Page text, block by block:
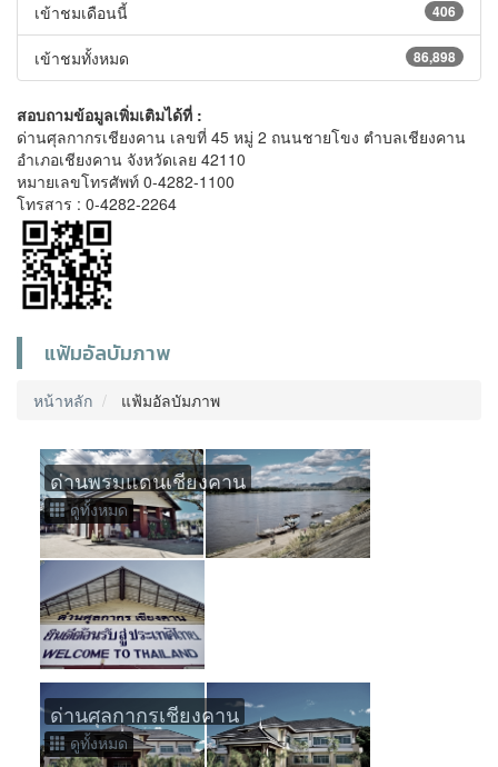
406
เข้าชมเดือนนี้
86,898
เข้าชมทั้งหมด
สอบถามข้อมูลเพิ่มเติมได้ที่ :
ด่านศุลกากรเชียงคาน เลขที่ 45 หมู่ 2 ถนนชายโขง ตำบลเชียงคาน
อำเภอเชียงคาน จังหวัดเลย 42110
หมายเลขโทรศัพท์ 0-4282-1100
โทรสาร : 0-4282-2264
แฟ้มอัลบัมภาพ
หน้าหลัก แฟ้มอัลบัมภาพ
ด่านพรมแดนเชียงคาน
ดูทั้งหมด
ด่านศุลกากรเชียงคาน
ดูทั้งหมด